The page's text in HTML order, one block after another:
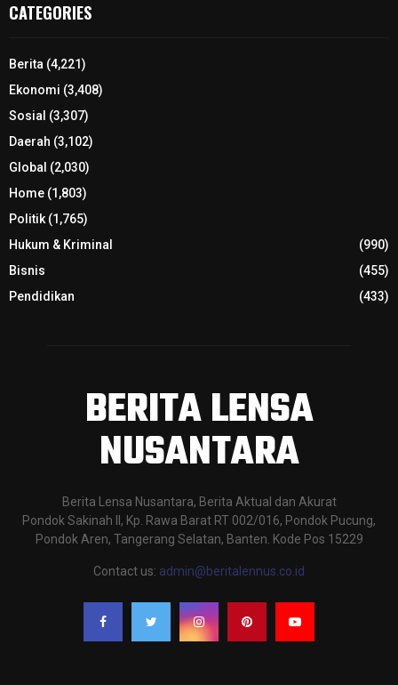
CATEGORIES
Berita (4,221)
Ekonomi (3,408)
Sosial (3,307)
Daerah (3,102)
Global (2,030)
Home (1,803)
Politik(1,765)
Hukum & Kriminal
(990)
Bisnis
(455)
Pendidikan
(433)
BERITA LENSA
NUSANTARA
Berita Lensa Nusantara, Berita Aktual dan Akurat
Pondok Sakinah II, Kp. Rawa Barat RT 002/016, Pondok Pucung,
Pondok Aren, Tangerang Selatan, Banten. Kode Pos 15229
Contact us: admin@beritalennus.co.id